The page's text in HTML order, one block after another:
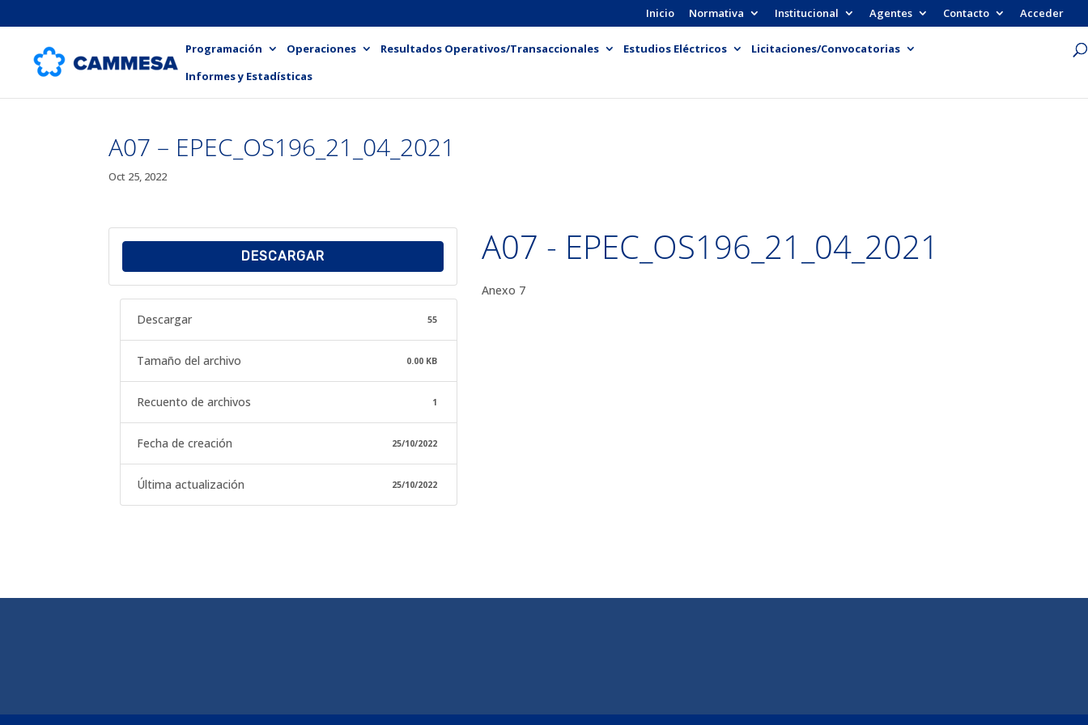
Inicio Normativa Institucional Agentes Contacto Acceder
Programación Operaciones Resultados Operativos/Transaccionales Estudios Eléctricos
Licitaciones/Convocatorias
Informes y Estadísticas
A07 – EPEC_OS196_21_04_2021
Oct 25, 2022
DESCARGAR
Descargar 55
Tamaño del archivo 0.00 KB
Recuento de archivos 1
Fecha de creación 25/10/2022
Última actualización 25/10/2022
A07 - EPEC_OS196_21_04_2021
Anexo 7